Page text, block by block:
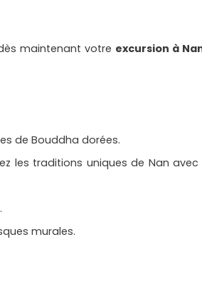
maintenant votre excursion à
de Bouddha dorées.
les traditions uniques de Nan avec
murales.